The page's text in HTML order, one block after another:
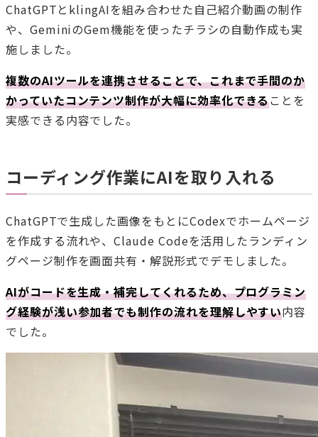
ChatGPTとklingAIを組み合わせた自己紹介動画の制作
や、GeminiのGem機能を使ったチラシの自動作成も実
施しました。
複数のAIツールを連携させることで、これまで手間のか
かっていたコンテンツ制作が大幅に効率化できることを
実感できる内容でした。
コーディング作業にAIを取り入れる
ChatGPTで生成した画像をもとにCodexでホームページ
を作成する流れや、Claude Codeを活用したランディン
グページ制作を画面共有・解説形式でデモしました。
AIがコードを生成・補完してくれるため、プログラミン
グ経験が浅い参加者でも制作の流れを理解しやすい内容
でした。